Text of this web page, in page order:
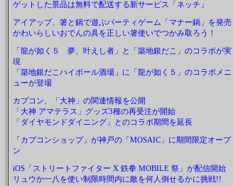
ゲットした景品は無料で配送する新サービス「ネッチ」
アイアップ、箸と鍋で遊ぶパーティゲーム「マナー鍋」を発売
かわいらしいおでんの具を正しい箸使いでつかみ取ろう！
「龍が如く５ 夢、叶えし者」と「築地銀だこ」のコラボが実
現
「築地銀だこハイボール酒場」に「龍が如く５」のコラボメニ
ューが登場
カプコン、「大神」の関連情報を公開
「大神 アマテラス」グッズ3種の再受注が開始
「ダイヤモンドダイニング」とのコラボ期間を延長
「カプコンショップ」が神戸の「MOSAIC」に期間限定オープ
ン
iOS「ストリートファイター X 鉄拳 MOBILE 祭」が配信開始
リュウか一八を使い制限時間内に敵を何人倒せるかに挑戦!!